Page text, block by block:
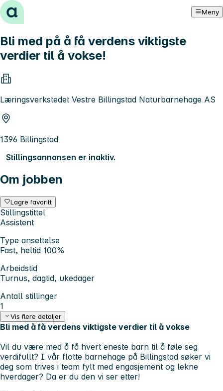
Hopp til innhold Meny
Bli med på å få verdens viktigste
verdier til å vokse!
Læringsverkstedet Vestre Billingstad Naturbarnehage AS
1396 Billingstad
Stillingsannonsen er inaktiv.
Om jobben
Lagre favoritt
Stillingstittel
Assistent
Type ansettelse
Fast, heltid 100%
Arbeidstid
Turnus, dagtid, ukedager
Antall stillinger
1
Vis flere detaljer
Bli med å få verdens viktigste verdier til å vokse
Vil du være med å få hvert eneste barn til å føle seg
verdifullt? I vår flotte barnehage på Billingstad søker vi
deg som trives i team fylt med engasjement og lekne
hverdager? Da er du den vi ser etter!